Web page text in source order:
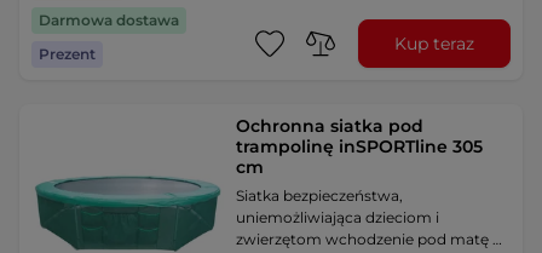
Darmowa dostawa
Prezent
Kup teraz
Ochronna siatka pod
trampolinę inSPORTline 305
cm
Siatka bezpieczeństwa,
uniemożliwiająca dzieciom i
zwierzętom wchodzenie pod matę …